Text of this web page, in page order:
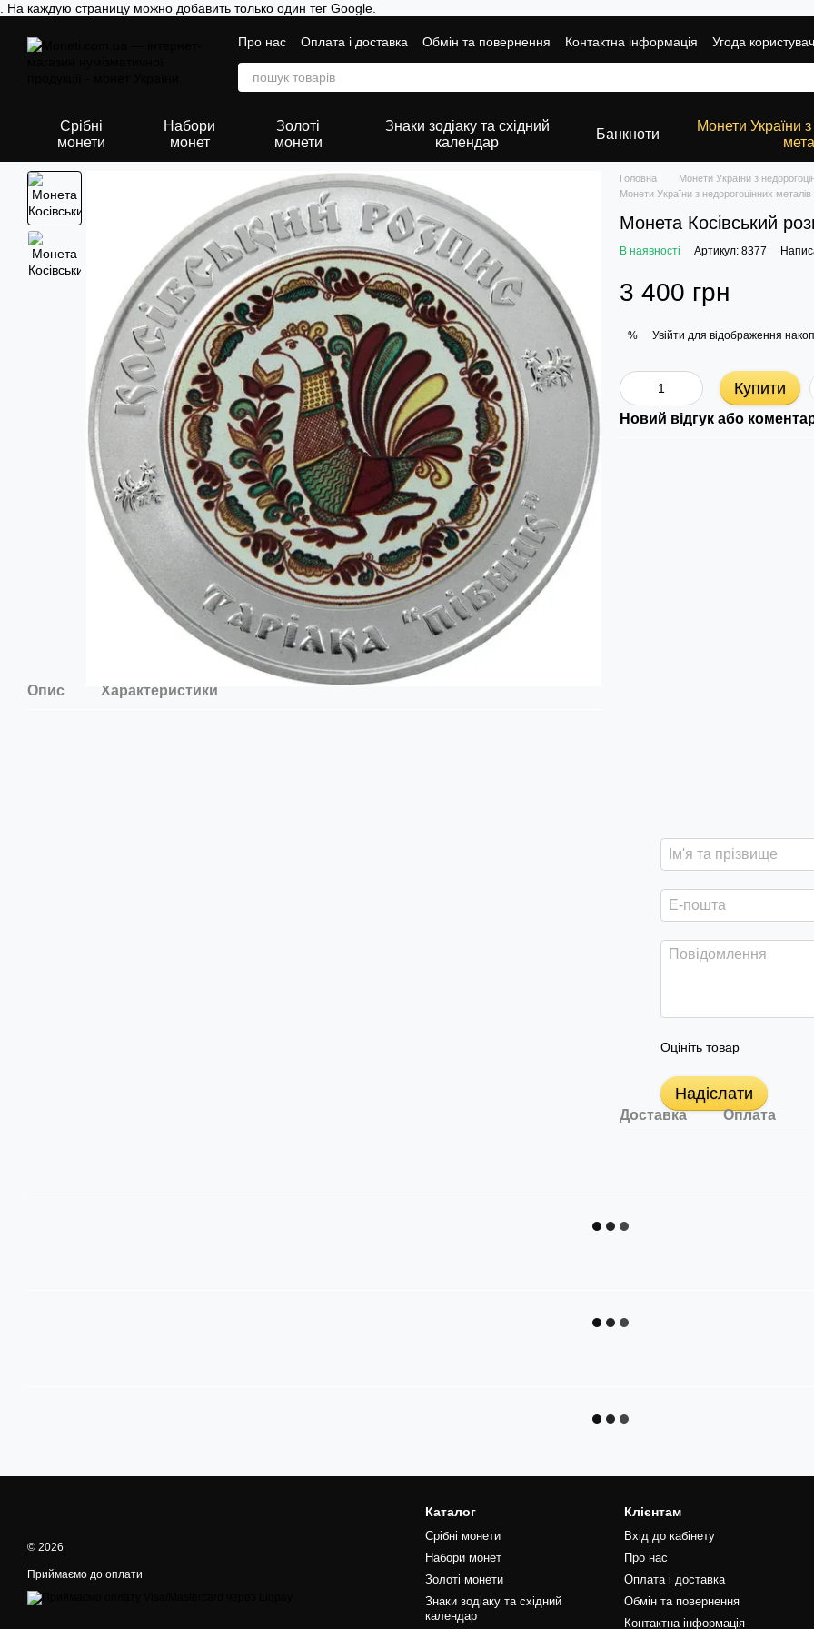
. На каждую страницу можно добавить только один тег Google.
Про нас Оплата і доставка Обмін та повернення Контактна інформація Угода
Срібні
монети
Набори
монет
Золоті
монети
Знаки зодіаку та східний
календар
Банкноти
Монети України
Опис Характеристики
Головна
Монети України з
Монети України з недорогоцінних
Монета Косівський
В наявності Артикул: 8377
3 400 грн
% Увійти для відображення
Купити
Новий відгук або
Оцініть товар
Надіслати
Доставка Оплата
© 2026
Приймаємо до оплати
Каталог
Срібні монети
Набори монет
Золоті монети
Знаки зодіаку та східний
календар
Клієнтам
Вхід до кабінету
Про нас
Оплата і доставка
Обмін та повернення
Контактна інформація